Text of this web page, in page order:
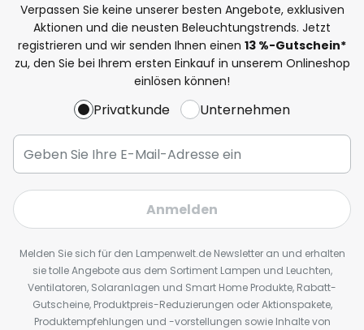
Verpassen Sie keine unserer besten Angebote, exklusiven
Aktionen und die neusten Beleuchtungstrends. Jetzt
registrieren und wir senden Ihnen einen 13 %-Gutschein*
zu, den Sie bei Ihrem ersten Einkauf in unserem Onlineshop
einlösen können!
Privatkunde Unternehmen
Anmelden
Melden Sie sich für den Lampenwelt.de Newsletter an und erhalten
sie tolle Angebote aus dem Sortiment Lampen und Leuchten,
Ventilatoren, Solaranlagen und Smart Home Produkte, Rabatt-
Gutscheine, Produktpreis-Reduzierungen oder Aktionspakete,
Produktempfehlungen und -vorstellungen sowie Inhalte von